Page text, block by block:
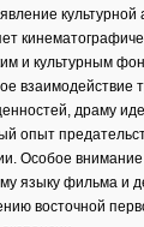
и культурным
взаимодействие
драму
опыт
Особое
языку фильма и
восточной